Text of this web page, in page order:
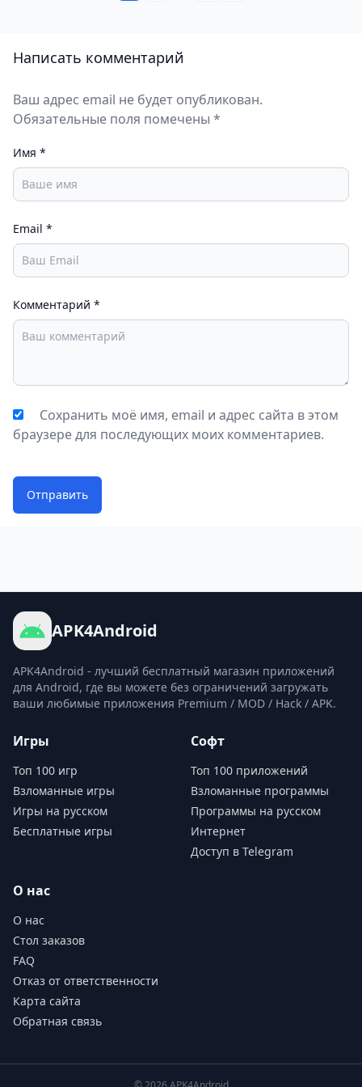
Написать комментарий
Ваш адрес email не будет опубликован.
Обязательные поля помечены *
Имя *
Email *
Комментарий *
Сохранить моё имя, email и адрес сайта в этом
браузере для последующих моих комментариев.
Отправить
APK4Android
APK4Android - лучший бесплатный магазин приложений
для Android, где вы можете без ограничений загружать
ваши любимые приложения Premium / MOD / Hack / APK.
Игры
Топ 100 игр
Взломанные игры
Игры на русском
Бесплатные игры
Софт
Топ 100 приложений
Взломанные программы
Программы на русском
Интернет
Доступ в Telegram
О нас
О нас
Стол заказов
FAQ
Отказ от ответственности
Карта сайта
Обратная связь